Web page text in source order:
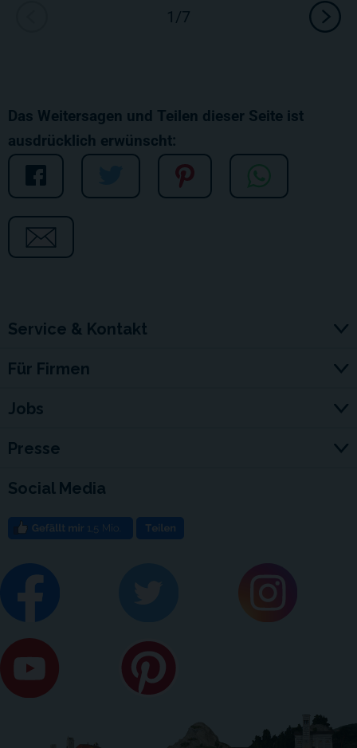
Das Weitersagen und Teilen dieser Seite ist
ausdrücklich erwünscht:
Service & Kontakt
Für Firmen
Jobs
Presse
Social Media